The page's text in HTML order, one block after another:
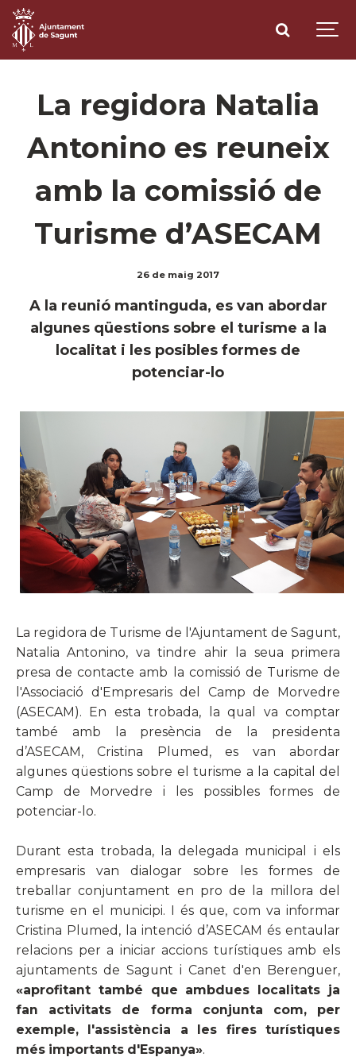
La regidora Natalia
Antonino es reuneix
amb la comissió de
Turisme d’ASECAM
26 de maig 2017
A la reunió mantinguda, es van abordar
algunes qüestions sobre el turisme a la
localitat i les posibles formes de
potenciar-lo
La regidora de Turisme de l'Ajuntament de Sagunt,
Natalia Antonino, va tindre ahir la seua primera
presa de contacte amb la comissió de Turisme de
l'Associació d'Empresaris del Camp de Morvedre
(ASECAM). En esta trobada, la qual va comptar
també amb la presència de la presidenta
d’ASECAM, Cristina Plumed, es van abordar
algunes qüestions sobre el turisme a la capital del
Camp de Morvedre i les possibles formes de
potenciar-lo.
Durant esta trobada, la delegada municipal i els
empresaris van dialogar sobre les formes de
treballar conjuntament en pro de la millora del
turisme en el municipi. I és que, com va informar
Cristina Plumed, la intenció d’ASECAM és entaular
relacions per a iniciar accions turístiques amb els
ajuntaments de Sagunt i Canet d'en Berenguer,
«aprofitant també que ambdues localitats ja
fan activitats de forma conjunta com, per
exemple, l'assistència a les fires turístiques
més importants d'Espanya».